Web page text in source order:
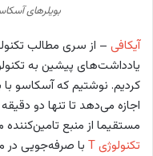
بویلرهای
آیکافی – از سری مطالب
کردیم. نوشتیم که آسکاسو با
اجازه می‌دهد تا تنها دو
مستقیما از منبع تامین‌کننده
تکنولوژی T
با صرفه‌جویی